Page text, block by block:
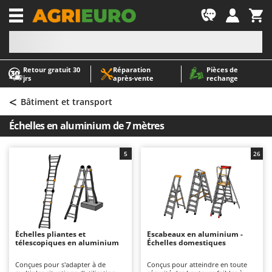
Retour gratuit 30
jrs
Réparation
après‑vente
Pièces de
rechange
-1
A
Abris de jardin
Accessoires pour tracteurs tondeuses autoportés
Aérateurs Scarificateurs pour gazon
Arracheuses de pommes de terre pour tracteur
Aspirateurs - Balais Électriques
Aspirateurs à cendres
Aspirateurs à feuilles sur roues
Aspirateurs de piscine
Aspirateurs Multifonctions
Atomiseurs agricoles pour tracteurs
Atomiseurs pour traitements
A
AgriEuro Premium
AgriEuro TOP-LINE
AGT
Aima
Airmec
AL-KO
ALA 2000
Alce
Alpina
Ama
< Bâtiment et transport
Échelles en aluminium de 7 mètres
Échelles pliantes et
télescopiques en aluminium
Conçues pour s'adapter à de
5
Escabeaux en aluminium -
Échelles domestiques
Conçus pour atteindre en toute
26